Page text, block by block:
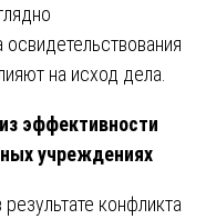
на исход дела.
эффективности
учреждениях
конфликта